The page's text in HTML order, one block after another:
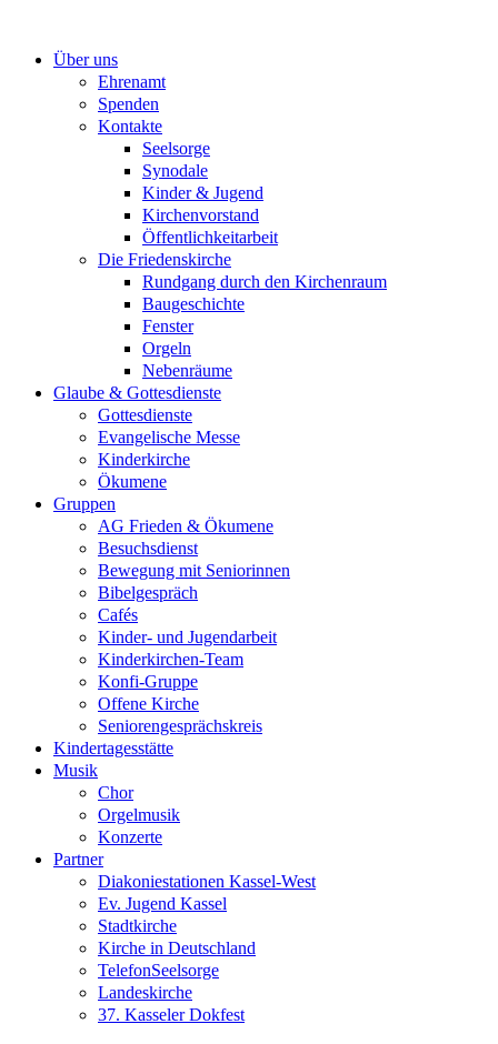
springenÜber uns
Ehrenamt
Spenden
Kontakte
Seelsorge
Synodale
Kinder & Jugend
Kirchenvorstand
Öffentlichkeitarbeit
Die Friedenskirche
Rundgang durch den Kirchenraum
Baugeschichte
Fenster
Orgeln
Nebenräume
Glaube & Gottesdienste
Gottesdienste
Evangelische Messe
Kinderkirche
Ökumene
Gruppen
AG Frieden & Ökumene
Besuchsdienst
Bewegung mit Seniorinnen
Bibelgespräch
Cafés
Kinder- und Jugendarbeit
Kinderkirchen-Team
Konfi-Gruppe
Offene Kirche
Seniorengesprächskreis
Kindertagesstätte
Musik
Chor
Orgelmusik
Konzerte
Partner
Diakoniestationen Kassel-West
Ev. Jugend Kassel
Stadtkirche
Kirche in Deutschland
TelefonSeelsorge
Landeskirche
37. Kasseler Dokfest